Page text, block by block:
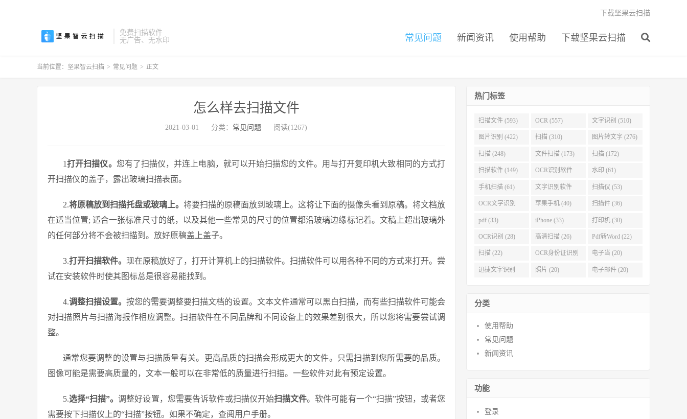
免费扫描软件
无广告、无水印
常见问题 新闻资讯 使用帮助 下载坚果云扫描
下载坚果云扫描
当前位置： 坚果智云扫描 > 常见问题 > 正文
怎么样去扫描文件
2021-03-01 分类： 常见问题 阅读(1267)
1打开扫描仪。 您有了扫描仪，并连上电脑，就可以开始扫描您的文件。用与打开复印机大致相同的方式打
开扫描仪的盖子，露出玻璃扫描表面。
2.将原稿放到扫描托盘或玻璃上。 将要扫描的原稿面放到玻璃上。这将让下面的摄像头看到原稿。将文档放
在适当位置; 适合一张标准尺寸的纸，以及其他一些常见的尺寸的位置都沿玻璃边缘标记着。文稿上超出玻璃外
的任何部分将不会被扫描到。放好原稿盖上盖子。
3.打开扫描软件。 现在原稿放好了，打开计算机上的扫描软件。扫描软件可以用各种不同的方式来打开。尝
试在安装软件时使其图标总是很容易能找到。
4.调整扫描设置。 按您的需要调整要扫描文档的设置。文本文件通常可以黑白扫描，而有些扫描软件可能会
对扫描照片与扫描海报作相应调整。扫描软件在不同品牌和不同设备上的效果差别很大，所以您将需要尝试调
整。
通常您要调整的设置与扫描质量有关。更高品质的扫描会形成更大的文件。只需扫描到您所需要的品质。
图像可能是需要高质量的，文本一般可以在非常低的质量进行扫描。一些软件对此有预定设置。
5.选择“扫描”。调整好设置，您需要告诉软件或扫描仪开始扫描文件。软件可能有一个“扫描”按钮，或者您
需要按下扫描仪上的“扫描”按钮。如果不确定，查阅用户手册。
热门标签
扫描文件 (593) OCR (557) 文字识别 (510)
图片识别 (422) 扫描 (310) 图片转文字 (276)
扫描 (248) 文件扫描 (173) 扫描 (172)
扫描软件 (149) OCR识别软件
(103)
水印 (61)
手机扫描 (61) 文字识别软件
(60)
扫描仪 (53)
OCR文字识别
(51)
苹果手机 (40) 扫描件 (36)
pdf (33) iPhone (33) 打印机 (30)
OCR识别 (28) 高清扫描 (26) Pdf转Word (22)
扫描 (22) OCR身份证识别
(21)
电子当 (20)
迅捷文字识别 照片 (20) 电子邮件 (20)
分类
使用帮助
常见问题
新闻资讯
功能
登录